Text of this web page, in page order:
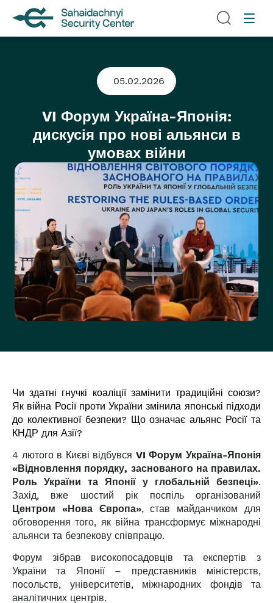
05.02.2026
VI Форум Україна-Японія:
дискусія про нові альянси в
умовах війни
Чи здатні гнучкі коаліції замінити традиційні союзи?
Як війна Росії проти України змінила японські підходи
до колективної безпеки? Що означає альянс Росії та
КНДР для Азії?
4 лютого в Києві відбувся VI Форум Україна-Японія
«Відновлення порядку, заснованого на правилах.
Роль України та Японії у глобальній безпеці».
Захід, вже шостий рік поспіль організований
Центром «Нова Європа», став майданчиком для
обговорення того, як війна трансформує міжнародні
альянси та безпекову співпрацю.
Форум зібрав високопосадовців та експертів з
України та Японії – представників міністерств,
посольств, університетів, міжнародних фондів та
аналітичних центрів.